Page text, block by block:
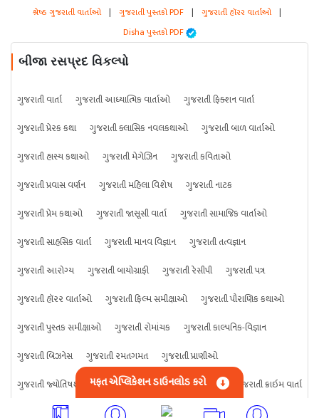
શ્રેષ્ઠ ગુજરાતી વાર્તાઓ | ગુજરાતી પુસ્તકો PDF | ગુજરાતી હૉરર વાર્તાઓ |
Disha પુસ્તકો PDF
બીજા રસપ્રદ વિકલ્પો
ગુજરાતી વાર્તા ગુજરાતી આધ્યાત્મિક વાર્તાઓ
ગુજરાતી ફિક્શન વાર્તા
ગુજરાતી પ્રેરક કથા
ગુજરાતી ક્લાસિક નવલકથાઓ
ગુજરાતી બાળ વાર્તાઓ
ગુજરાતી હાસ્ય કથાઓ
ગુજરાતી મેગેઝિન
ગુજરાતી કવિતાઓ
ગુજરાતી પ્રવાસ વર્ણન
ગુજરાતી મહિલા વિશેષ
ગુજરાતી નાટક
ગુજરાતી પ્રેમ કથાઓ
ગુજરાતી જાસૂસી વાર્તા
ગુજરાતી સામાજિક વાર્તાઓ
ગુજરાતી સાહસિક વાર્તા
ગુજરાતી માનવ વિજ્ઞાન
ગુજરાતી તત્વજ્ઞાન
ગુજરાતી આરોગ્ય
ગુજરાતી બાયોગ્રાફી ગુજરાતી રેસીપી
ગુજરાતી પત્ર
ગુજરાતી હૉરર વાર્તાઓ
ગુજરાતી ફિલ્મ સમીક્ષાઓ
ગુજરાતી પૌરાણિક કથાઓ
ગુજરાતી પુસ્તક સમીક્ષાઓ
ગુજરાતી રોમાંચક
ગુજરાતી કાલ્પનિક-વિજ્ઞાન
ગુજરાતી બિઝનેસ
ગુજરાતી રમતગમત
ગુજરાતી પ્રાણીઓ
ગુજરાતી જ્યોતિષશાસ્ત્ર
ગુજરાતી વિજ્ઞાન ગુજરાતી કંઈપણ ગુજરાતી ક્રાઇમ વાર્તા
મફત એપ્લિકેશન ડાઉનલોડ કરો